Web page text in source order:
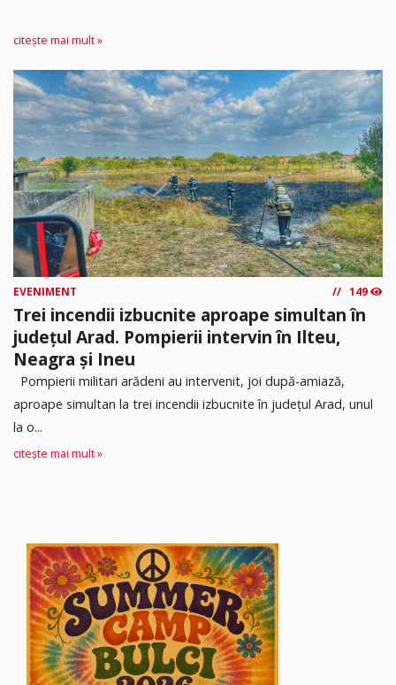
citește mai mult »
EVENIMENT 149
Trei incendii izbucnite aproape simultan în
județul Arad. Pompierii intervin în Ilteu,
Neagra și Ineu
Pompierii militari arădeni au intervenit, joi după-amiază,
aproape simultan la trei incendii izbucnite în județul Arad, unul
la o...
citește mai mult »